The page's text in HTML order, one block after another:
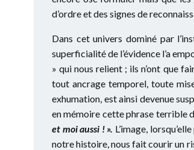
d’ordre et des signes de
Dans cet univers dominé par
superficialité de l’évidence l’a
» qui nous relient ; ils n’ont que
tout ancrage temporel, toute
exhumation, est ainsi devenue
en mémoire cette phrase terrible
et moi aussi ! ». L’image,
notre histoire, nous fait courir un